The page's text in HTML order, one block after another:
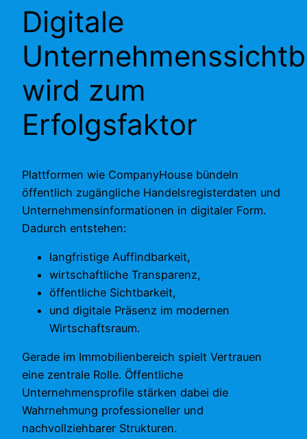
Digitale
wird zum
Erfolgsfaktor
Plattformen wie CompanyHouse bündeln
öffentlich zugängliche Handelsregisterdaten und
Unternehmensinformationen in digitaler Form.
Dadurch entstehen:
langfristige Auffindbarkeit,
wirtschaftliche Transparenz,
öffentliche Sichtbarkeit,
und digitale Präsenz im modernen
Wirtschaftsraum.
Gerade im Immobilienbereich spielt Vertrauen
eine zentrale Rolle. Öffentliche
Unternehmensprofile stärken dabei die
Wahrnehmung professioneller und
nachvollziehbarer Strukturen.